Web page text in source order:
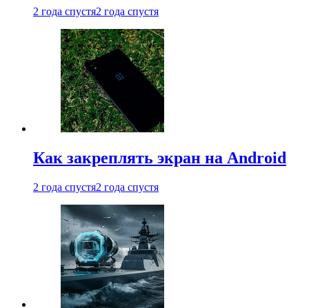
2 года спустя2 года спустя
Как закреплять экран на Android
2 года спустя2 года спустя